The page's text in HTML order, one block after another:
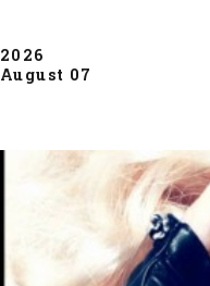
2026
August 07